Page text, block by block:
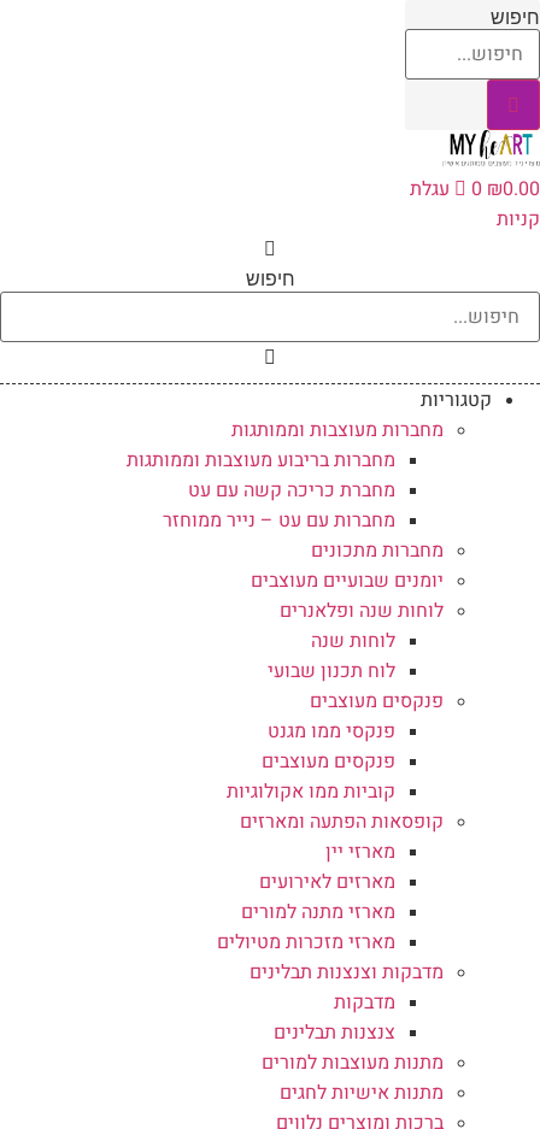
₪
0
עגלת
חיפוש
קטגוריות
מחברות מעוצבות וממותגות
מחברות בריבוע מעוצבות וממותגות
מחברת כריכה קשה עם עט
מחברות עם עט – נייר ממוחזר
מחברות מתכונים
יומנים שבועיים מעוצבים
לוחות שנה ופלאנרים
לוחות שנה
לוח תכנון שבועי
פנקסים מעוצבים
פנקסי ממו מגנט
פנקסים מעוצבים
קוביות ממו אקולוגיות
קופסאות הפתעה ומארזים
מארזי יין
מארזים לאירועים
מארזי מתנה למורים
מארזי מזכרות מטיולים
מדבקות וצנצנות תבלינים
מדבקות
צנצנות תבלינים
מתנות מעוצבות למורים
מתנות אישיות לחגים
ברכות ומוצרים נלווים